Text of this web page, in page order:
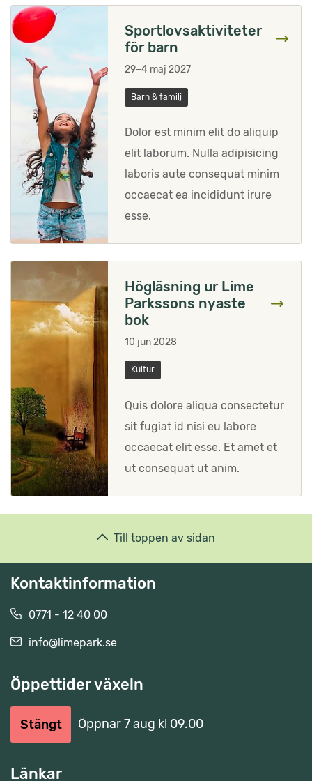
Sportlovsaktiviteter
för barn
29–4 maj 2027
Barn & familj
Dolor est minim elit do aliquip
elit laborum. Nulla adipisicing
laboris aute consequat minim
occaecat ea incididunt irure
esse.
Högläsning ur Lime
Parkssons nyaste
bok
10 jun 2028
Kultur
Quis dolore aliqua consectetur
sit fugiat id nisi eu labore
occaecat elit esse. Et amet et
ut consequat ut anim.
Till toppen av sidan
Kontaktinformation
0771 - 12 40 00
info@limepark.se
Öppettider växeln
Stängt Öppnar 7 aug kl 09.00
Länkar